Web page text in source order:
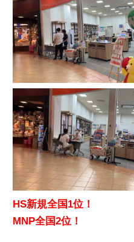
HS新規全国1位！
MNP全国2位！